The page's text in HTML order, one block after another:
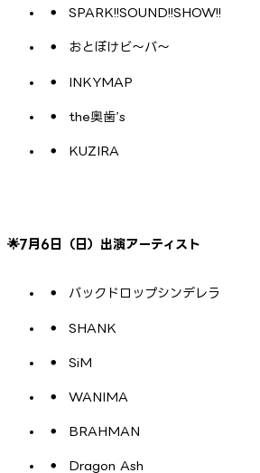
SPARK!!SOUND!!SHOW!!
おとぼけビ～バ～
INKYMAP
the奥歯’s
KUZIRA
🌟7月6日（日）出演アーティスト
バックドロップシンデレラ
SHANK
SiM
WANIMA
BRAHMAN
Dragon Ash